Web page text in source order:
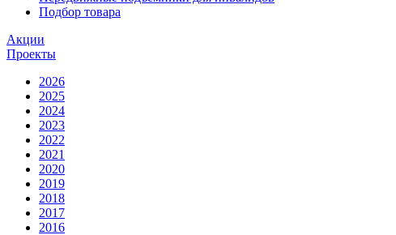
Подбор товара
Акции
Проекты
2026
2025
2024
2023
2022
2021
2020
2019
2018
2017
2016